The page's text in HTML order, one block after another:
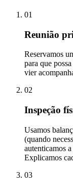
01
Reunião
Reservamos
para que
vier
02
Inspeção
Usamos
(quando
autenticamos
Explicamos
03